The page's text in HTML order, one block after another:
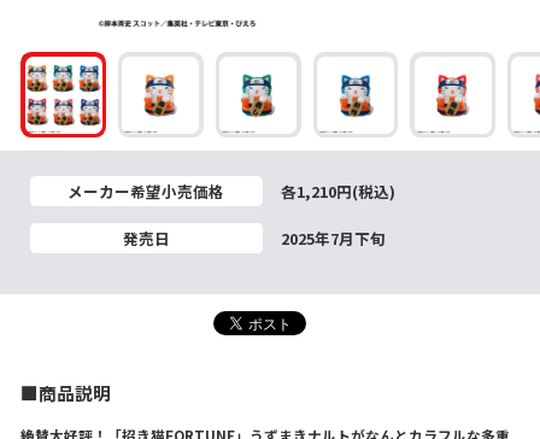
メーカー希望小売価格 各1,210円(税込)
発売日 2025年7月下旬
■商品説明
絶賛大好評！「招き猫FORTUNE」うずまきナルトがなんとカラフルな多重